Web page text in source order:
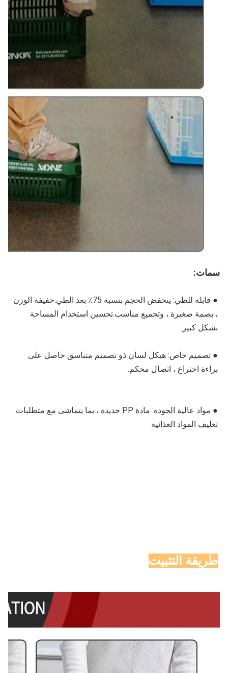
سمات:
بشكل كبير.
●
براءة اختراع ، اتصال محكم.
● مواد عالية الجودة:
تغليف المواد الغذائية
طريقة التثبيت